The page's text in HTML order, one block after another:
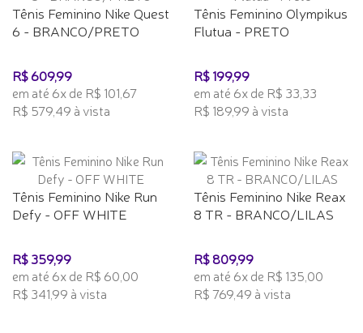
Tênis Feminino Nike Quest
6 - BRANCO/PRETO
R$ 609,99
em até 6x de R$ 101,67
R$ 579,49 à vista
Tênis Feminino Olympikus
Flutua - PRETO
R$ 199,99
em até 6x de R$ 33,33
R$ 189,99 à vista
Tênis Feminino Nike Run
Defy - OFF WHITE
R$ 359,99
em até 6x de R$ 60,00
R$ 341,99 à vista
Tênis Feminino Nike Reax
8 TR - BRANCO/LILAS
R$ 809,99
em até 6x de R$ 135,00
R$ 769,49 à vista